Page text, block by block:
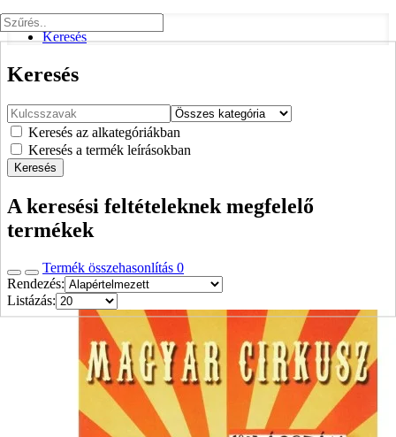
Keresés
Keresés
Keresés az alkategóriákban
Keresés a termék leírásokban
Keresés
A keresési feltételeknek megfelelő
termékek
Termék összehasonlítás 0
Rendezés:
Listázás: